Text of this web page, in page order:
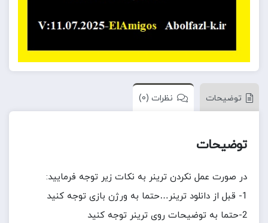
توضیحات نظرات (0)
توضیحات
در صورت عمل نکردن ترینر به نکات زیر توجه فرمایید:
1- قبل از دانلود ترینر…حتما به ورژن بازی توجه کنید
2-حتما به توضیحات روی ترینر توجه کنید